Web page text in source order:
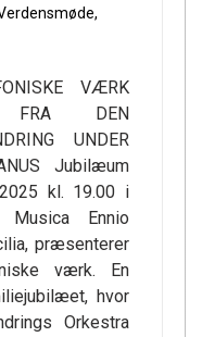
,
VÆRK
FRA DEN
UNDER
Jubilæum
kl. 19.00 i
Musica Ennio
præsenterer
værk. En
hvor
Orkestra